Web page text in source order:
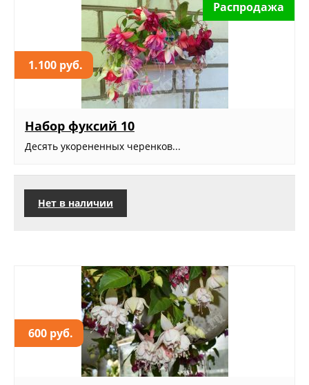
1.100 руб.
Распродажа
Набор фуксий 10
Десять укорененных черенков...
Нет в наличии
600 руб.